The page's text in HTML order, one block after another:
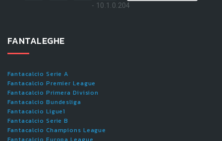
- 10.1.0.204
FANTALEGHE
Fantacalcio Serie A
Fantacalcio Premier League
Fantacalcio Primera Division
Fantacalcio Bundesliga
Fantacalcio Ligue1
Fantacalcio Serie B
Fantacalcio Champions League